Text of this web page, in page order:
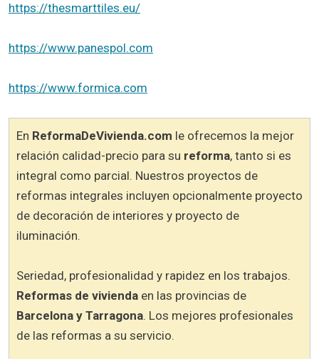
https://thesmarttiles.eu/
https://www.panespol.com
https://www.formica.com
En ReformaDeVivienda.com le ofrecemos la mejor
relación calidad-precio para su reforma, tanto si es
integral como parcial. Nuestros proyectos de
reformas integrales incluyen opcionalmente proyecto
de decoración de interiores y proyecto de
iluminación.
Seriedad, profesionalidad y rapidez en los trabajos.
Reformas de vivienda en las provincias de
Barcelona y Tarragona. Los mejores profesionales
de las reformas a su servicio.